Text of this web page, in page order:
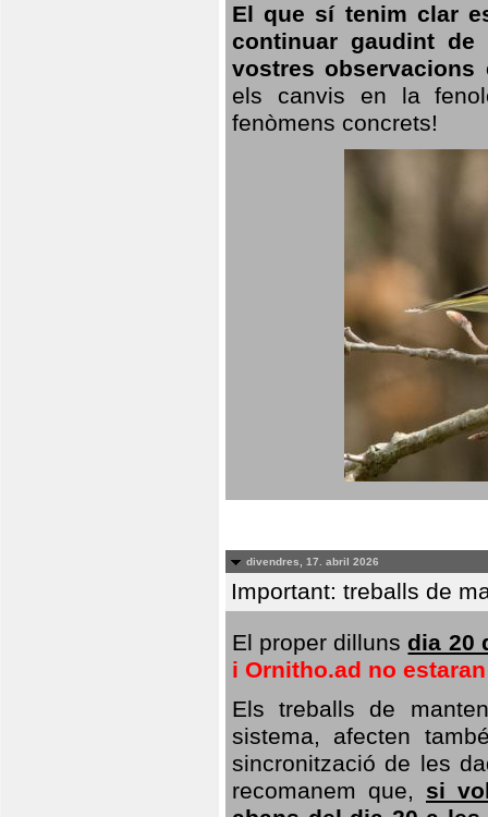
El que sí tenim clar
continuar gaudint
vostres
els canvis en la
fenòmens concrets!
divendres, 17. abril 2026
Important: treballs de
El proper dilluns dia 20
i Ornitho.ad no
Els treballs de
sistema, afecten
sincronització de les
recomanem que, si